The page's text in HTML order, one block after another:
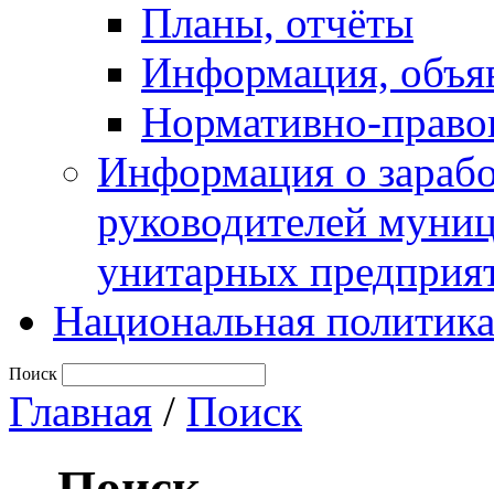
Планы, отчёты
Информация,
Нормативно-
Информация о
руководителей
унитарных
Национальная политика
Поиск
Главная / Поиск